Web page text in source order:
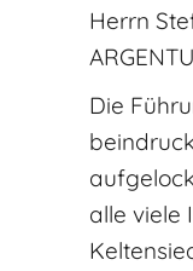
Herrn
Die
alle viele